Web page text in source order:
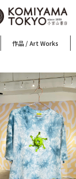
作品 / Art Works